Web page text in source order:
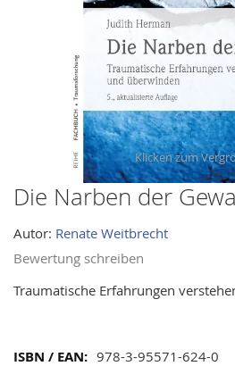
Die Narben der
Autor: Renate Weitbrecht
Bewertung schreiben
Traumatische Erfahrungen
Mehr
978-3-95571-624-0
Skip
the
beginning
the